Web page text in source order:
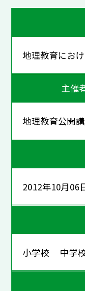
地理教育にお
主催
地理教育公開
2012年10月06
小学校 中学